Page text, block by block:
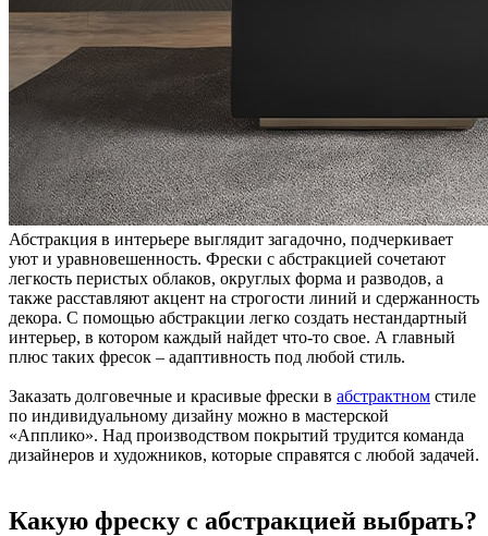
Абстракция в интерьере выглядит загадочно, подчеркивает
уют и уравновешенность. Фрески с абстракцией сочетают
легкость перистых облаков, округлых форма и разводов, а
также расставляют акцент на строгости линий и сдержанность
декора. С помощью абстракции легко создать нестандартный
интерьер, в котором каждый найдет что-то свое. А главный
плюс таких фресок – адаптивность под любой стиль.
Заказать долговечные и красивые фрески в абстрактном стиле
по индивидуальному дизайну можно в мастерской
«Апплико». Над производством покрытий трудится команда
дизайнеров и художников, которые справятся с любой задачей.
Какую фреску с абстракцией выбрать?